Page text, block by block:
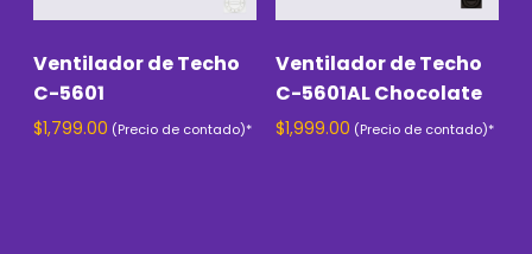
Ventilador de Techo
C-5601
$1,799.00
Ventilador de Techo
C-5601AL Chocolate
$1,999.00